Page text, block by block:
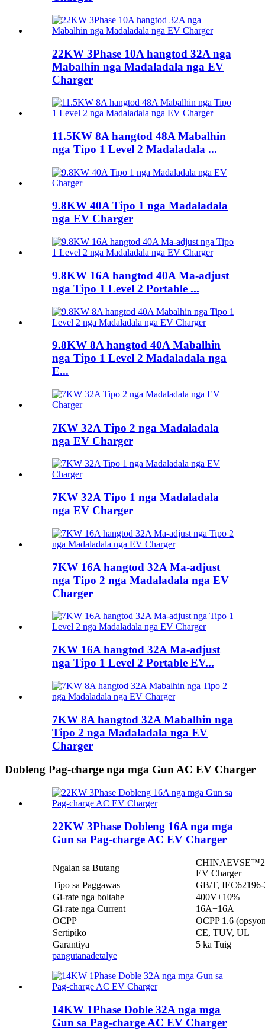
22KW 3Phase 10A hangtod 32A nga
Mabalhin nga Madaladala nga EV
Charger
11.5KW 8A hangtod 48A Mabalhin
nga Tipo 1 Level 2 Madaladala ...
9.8KW 40A Tipo 1 nga Madaladala
nga EV Charger
9.8KW 16A hangtod 40A Ma-adjust
nga Tipo 1 Level 2 Portable ...
9.8KW 8A hangtod 40A Mabalhin
nga Tipo 1 Level 2 Madaladala nga
E...
7KW 32A Tipo 2 nga Madaladala
nga EV Charger
7KW 32A Tipo 1 nga Madaladala
nga EV Charger
7KW 16A hangtod 32A Ma-adjust
nga Tipo 2 nga Madaladala nga EV
Charger
7KW 16A hangtod 32A Ma-adjust
nga Tipo 1 Level 2 Portable EV...
7KW 8A hangtod 32A Mabalhin nga
Tipo 2 nga Madaladala nga EV
Charger
Dobleng Pag-charge nga mga Gun AC EV Charger
22KW 3Phase Dobleng 16A nga mga
Gun sa Pag-charge AC EV Charger
Ngalan sa Butang
EV Charger
Tipo sa Paggawas
GB/T,
Gi-rate nga boltahe
400V±10%
Gi-rate nga Current
16A+16A
OCPP
OCPP 1.6
Sertipiko
CE, TUV, UL
Garantiya
5 ka Tuig
pangutanadetalye
14KW 1Phase Doble 32A nga mga
Gun sa Pag-charge AC EV Charger